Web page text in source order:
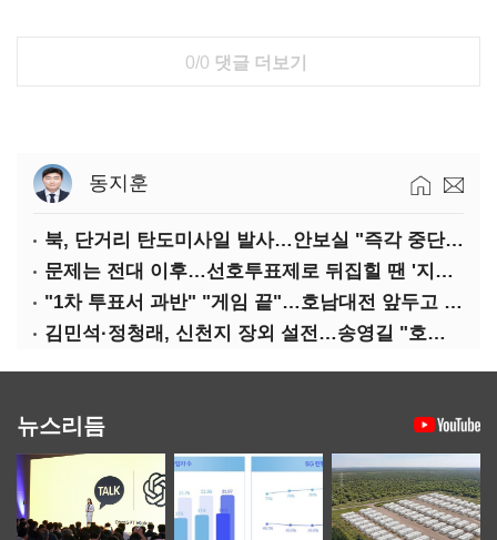
0/0 댓글 더보기
동지훈
북, 단거리 탄도미사일 발사…안보실 "즉각 중단 촉구"
문제는 전대 이후…선호투표제로 뒤집힐 땐 '지지층 불복'
"1차 투표서 과반" "게임 끝"…호남대전 앞두고 '충돌'
김민석·정청래, 신천지 장외 설전…송영길 "호남 계몽 규탄"
뉴스리듬